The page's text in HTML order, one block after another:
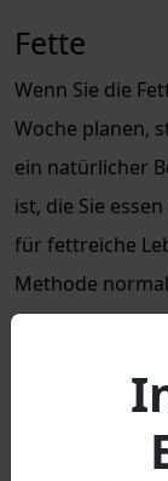
Fette
Wenn Sie die
Woche planen,
ein natürlicher
ist, die Sie
für fettreiche
Methode
Fettmakros,
Seien Sie sich